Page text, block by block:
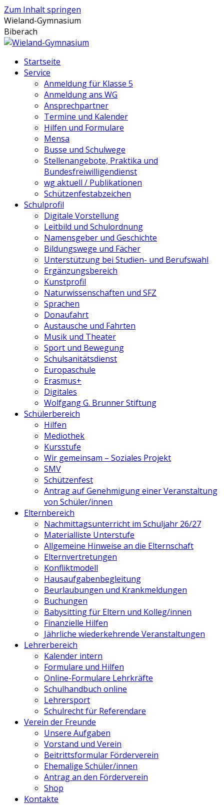
Zum Inhalt springen
Wieland-Gymnasium
Biberach
Startseite
Service
Anmeldung für Klasse 5
Anmeldung ans WG
Ansprechpartner
Termine und Kalender
Hilfen und Formulare
Mensa
Busse und Schulwege
Stellenangebote, Praktika und
Bundesfreiwilligendienst
wg aktuell / Publikationen
Schützenfestabzeichen
Schulprofil
Digitale Vorstellung
Leitbild und Schulordnung
Namensgeber und Geschichte
Bildungswege und Fächer
Unterstützung bei Studien- und Berufswahl
Ergänzungsbereich
Kunstprofil
Naturwissenschaften und SFZ
Sprachen
Donaufahrt
Austausche und Fahrten
Musik und Theater
Sport und Bewegung
Schulsanitätsdienst
Europaschule
Erasmus+
Digitales
Wolfgang G. Brunner Stiftung
Schülerbereich
Hilfen
Mediothek
Kursstufe
Wir gemeinsam – Soziales Projekt
SMV
Schützenfest
Antrag auf Genehmigung einer Veranstaltung
von Schüler/innen
Elternbereich
Nachmittagsunterricht im Schuljahr 26/27
Materialliste Unterstufe
Allgemeine Hinweise an die Elternschaft
Elternvertretungen
Konfliktmodell
Hausaufgabenbegleitung
Beurlaubungen und Krankmeldungen
Buchungen
Babysitting für Eltern und Kolleg/innen
Finanzielle Hilfen
Jährliche wiederkehrende Veranstaltungen
Lehrerbereich
Kalender intern
Formulare und Hilfen
Online-Formulare Lehrkräfte
Schulhandbuch online
Lehrersport
Schulrecht für Referendare
Verein der Freunde
Unsere Aufgaben
Vorstand und Verein
Beitrittsformular Förderverein
Ehemalige Schüler/innen
Antrag an den Förderverein
Shop
Kontakte